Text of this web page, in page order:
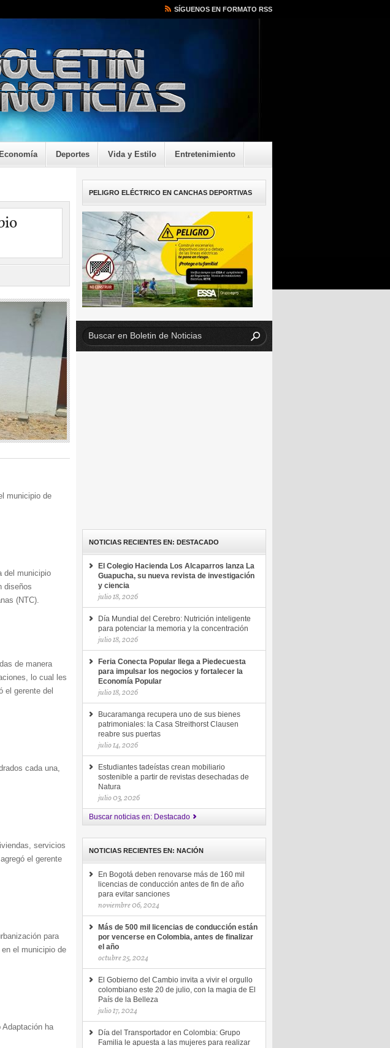
SÍGUENOS EN FORMATO RSS
Economía Deportes Vida y Estilo Entretenimiento
municipio de
del municipio
diseños
(NTC).
de manera
lo cual les
el gerente del
cada una,
servicios
el gerente
para
el municipio de
ha
PELIGRO ELÉCTRICO EN CANCHAS DEPORTIVAS
NOTICIAS RECIENTES EN: DESTACADO
El Colegio Hacienda Los Alcaparros lanza La
Guapucha, su nueva revista de investigación
y ciencia
julio 18, 2026
Día Mundial del Cerebro: Nutrición inteligente
para potenciar la memoria y la concentración
julio 18, 2026
Feria Conecta Popular llega a Piedecuesta
para impulsar los negocios y fortalecer la
Economía Popular
julio 18, 2026
Bucaramanga recupera uno de sus bienes
patrimoniales: la Casa Streithorst Clausen
reabre sus puertas
julio 14, 2026
Estudiantes tadeístas crean mobiliario
sostenible a partir de revistas desechadas de
Natura
julio 03, 2026
Buscar noticias en: Destacado
NOTICIAS RECIENTES EN: NACIÓN
En Bogotá deben renovarse más de 160 mil
licencias de conducción antes de fin de año
para evitar sanciones
noviembre 06, 2024
Más de 500 mil licencias de conducción están
por vencerse en Colombia, antes de finalizar
el año
octubre 25, 2024
El Gobierno del Cambio invita a vivir el orgullo
colombiano este 20 de julio, con la magia de El
País de la Belleza
julio 17, 2024
Día del Transportador en Colombia: Grupo
Familia le apuesta a las mujeres para realizar